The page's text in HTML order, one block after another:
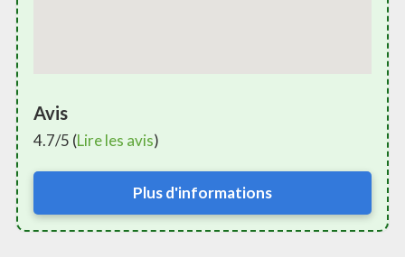
Avis
4.7/5 (Lire les avis)
Plus d'informations